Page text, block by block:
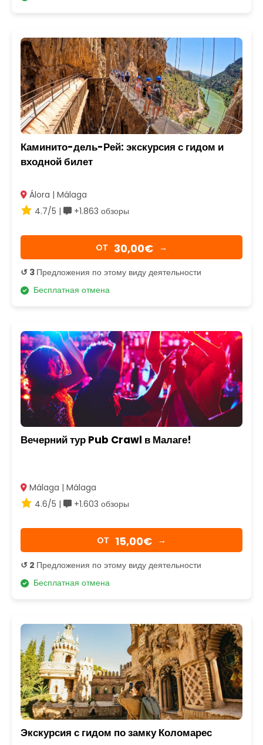
Каминито-дель-Рей: экскурсия с гидом и
входной билет
Álora | Málaga
4.7/5 |
+1.863 обзоры
OТ 30,00€ →
↺ 3 Предложения по этому виду деятельности
Бесплатная отмена
Вечерний тур Pub Crawl в Малаге!
Málaga | Málaga
4.6/5 |
+1.603 обзоры
OТ 15,00€ →
↺ 2 Предложения по этому виду деятельности
Бесплатная отмена
Экскурсия с гидом по замку Коломарес